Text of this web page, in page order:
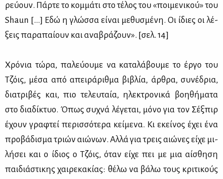
ρεύ­ουν. Πάρ­τε το κομ­μά­τι στο τέ­λος του «ποι­με­νι­κού» του
Shaun […] Εδώ η γλώσ­σα εί­ναι με­θυ­σμέ­νη. Οι ίδιες οι λέ­
ξεις πα­ρα­παί­ουν και ανα­βρά­ζουν». [σελ. 14]
Χρό­νια τώ­ρα, πα­λεύ­ου­με να κα­τα­λά­βου­με το έρ­γο του
Τζόις, μέ­σα από απει­ρά­ριθ­μα βι­βλία, άρ­θρα, συ­νέ­δρια,
δια­τρι­βές και, πιο τε­λευ­ταία, ηλε­κτρο­νι­κά βοη­θή­μα­τα
στο δια­δί­κτυο. Όπως συ­χνά λέ­γε­ται, μό­νο για τον Σέξ­πιρ
έχουν γρα­φτεί πε­ρισ­σό­τε­ρα κεί­με­να. Κι εκεί­νος έχει ένα
προ­βά­δι­σμα τριών αιώ­νων. Αλ­λά για τρεις αιώ­νες εί­χε μι­
λή­σει και ο ίδιος ο Τζόις, όταν εί­χε πει με μια αί­σθη­ση
παι­διά­στι­κης χαι­ρε­κα­κί­ας: θέ­λω να βά­λω τους κρι­τι­κούς